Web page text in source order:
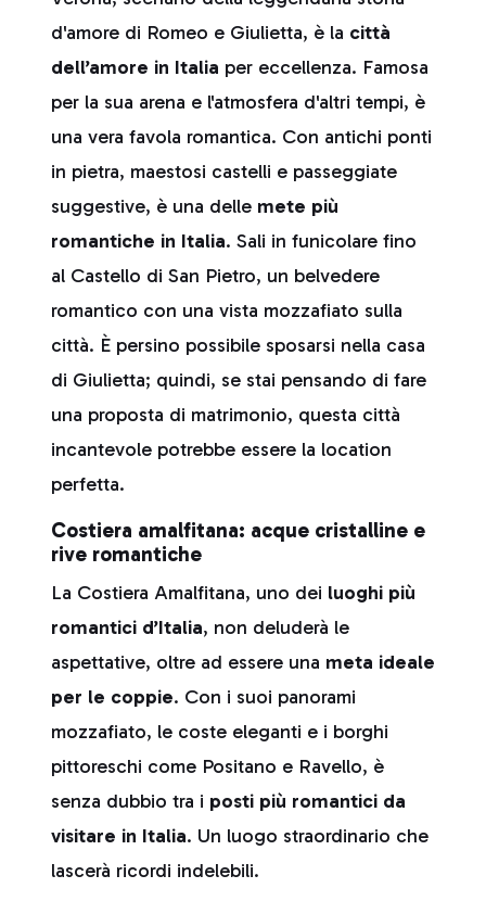
d'amore di Romeo e Giulietta, è la città
dell’amore in Italia per eccellenza. Famosa
per la sua arena e l'atmosfera d'altri tempi, è
una vera favola romantica. Con antichi ponti
in pietra, maestosi castelli e passeggiate
suggestive, è una delle mete più
romantiche in Italia. Sali in funicolare fino
al Castello di San Pietro, un belvedere
romantico con una vista mozzafiato sulla
città. È persino possibile sposarsi nella casa
di Giulietta; quindi, se stai pensando di fare
una proposta di matrimonio, questa città
incantevole potrebbe essere la location
perfetta.
Costiera amalfitana: acque cristalline e
rive romantiche
La Costiera Amalfitana, uno dei luoghi più
romantici d’Italia, non deluderà le
aspettative, oltre ad essere una meta ideale
per le coppie. Con i suoi panorami
mozzafiato, le coste eleganti e i borghi
pittoreschi come Positano e Ravello, è
senza dubbio tra i posti più romantici da
visitare in Italia. Un luogo straordinario che
lascerà ricordi indelebili.